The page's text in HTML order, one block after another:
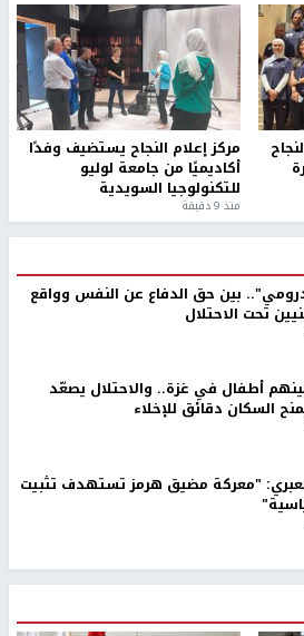
مركز إعلام النجاح يستضيف وفدًا
أكاديميًا من جامعة لوليو
للتكنولوجيا السويدية
منذ 9 دقيقة
بين حق الدفاع عن النفس وواقع
تحت الاحتلال
أطفال في غزة.. والاحتلال يصعّد
السكان دقائق للإخلاء
"معركة مضيق هرمز تستهدف تثبيت